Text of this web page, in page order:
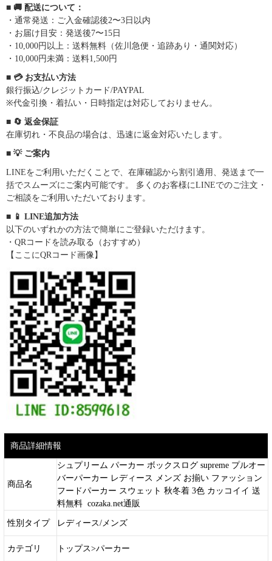
■ 🚚 配送について：
・通常発送：ご入金確認後2〜3日以内
・お届け目安：発送後7〜15日
・10,000円以上：送料無料（佐川急便・追跡あり・通関対応）
・10,000円未満：送料1,500円
■ 💳 お支払い方法
銀行振込/クレジットカード/PAYPAL
※代金引換・着払い・日時指定は対応しておりません。
■ 🔄 返金保証
在庫切れ・不良品の場合は、迅速に返金対応いたします。
■ 💡 ご案内
LINEをご利用いただくことで、在庫確認から割引適用、発送まで一
括でスムーズにご案内可能です。 多くのお客様にLINEでのご注文・
ご相談をご利用いただいております。
■ 📱 LINE追加方法
以下のいずれかの方法で簡単にご登録いただけます。
・QRコードを読み取る（おすすめ）
【ここにQRコード画像】
商品詳細情報
商品名
シュプリーム パーカー ボックスログ supreme プルオー
バーパーカー レディース メンズ お揃い ファッション
フードパーカー スウェット 秋冬着 3色 カッコイイ 送
料無料 cozaka.net通販
性別タイプ レディース/メンズ
カテゴリ トップス>パーカー